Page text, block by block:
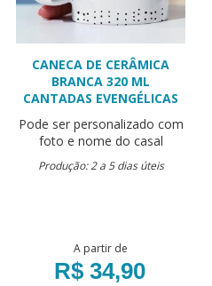
CANECA DE CERÂMICA
BRANCA 320 ML
CANTADAS EVENGÉLICAS
Pode ser personalizado com
foto e nome do casal
Produção: 2 a 5 dias úteis
A partir de
R$ 34,90